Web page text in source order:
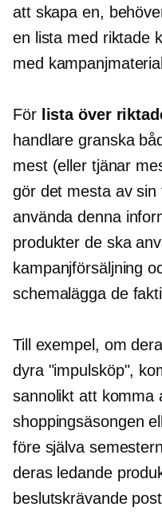
att skapa en,
en lista med riktade
med
För lista över
handlare granska
mest (eller tjänar
gör det mesta av sin
använda denna
produkter de ska
kampanjförsäljning
schemalägga de
Till exempel, om
dyra "impulsköp",
sannolikt att komma
shoppingsäsongen
före själva
deras ledande
beslutskrävande